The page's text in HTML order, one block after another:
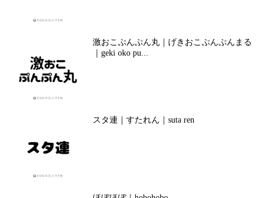
激おこぷんぷん丸｜げきおこぷんぷんまる
｜geki oko pu...
スタ連｜すたれん｜suta ren